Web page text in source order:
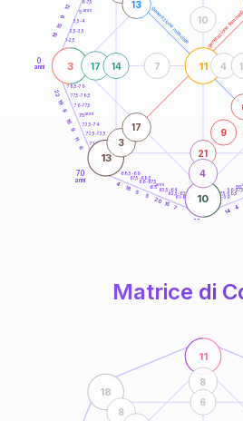
generazione maschile generazione
0
anni
60
70
anni
1-2,5
2,5-3,5
3,5-4
6-7,5
56-57,5
57,5-58,5
58,5-59
61-62,5
62,5-63,5
63,5-64
66-67,5
67,5-68,5
68,5-69
71-72,5
72,5-73,5
73,5-74
76-77,5
77,5-78,5
78,5-79
18
15
9
12
4
14
7
15
20
5
5
18
4
6
11
9
16
8
19
22
3
10
11
13 21
9
17
4
14 4
7
10
13
3
17
5anni
55
65anni
75anni
Matrice di
11
18
8
6
8